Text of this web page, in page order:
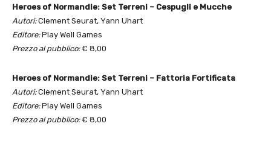
Heroes of Normandie: Set Terreni – Cespugli e Mucche
Autori:Clement Seurat, Yann Uhart
Editore:Play Well Games
Prezzo al pubblico:€ 8,00
Heroes of Normandie: Set Terreni – Fattoria Fortificata
Autori:Clement Seurat, Yann Uhart
Editore:Play Well Games
Prezzo al pubblico:€ 8,00